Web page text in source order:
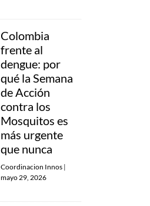
Colombia
frente al
dengue: por
qué la Semana
de Acción
contra los
Mosquitos es
más urgente
que nunca
Coordinacion Innos |
mayo 29, 2026